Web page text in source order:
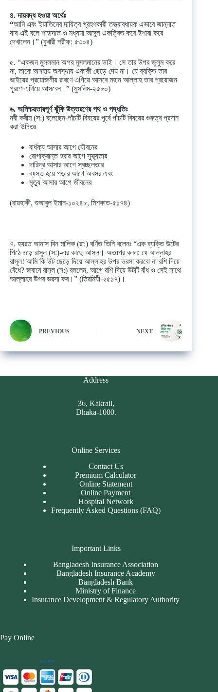
৪. দায়বদ্ধ হওয়া অর্থেঃ
“আমি এবং ইয়াতিমের দায়িত্ব গ্রহণকারী তত্ত্বাবধায়ক এভাবে জান্নাত
যাব-এই বলে শাহাদাত ও মধ্যমা আঙ্গুল একত্রিত করে ইশারা করে
দেখালেন।” (বুখারী শরীফ: ৫৩০৪)
৫. “একজন মুসলমান অপর মুসলমানের ভাই। সে তার উপর জুলুম করে
না, তাকে অসহায় অবস্থায় একাকী ছেড়ে দেয় না। যে ব্যক্তি তার
ভাইয়ের প্রয়োজনীয় রূরণে এগিয়ে আসবে মহান আল্লাহ তার প্রয়োজন
পূরণে এগিয়ে আসবেন।” (মুসলিম-২৫৮০)
৬. অনিশ্চয়তারপূর্ণ ঝুঁকি উত্তরণের পথ ও পদ্ধতিঃ
নবী করীম (স:) বলেছেন-পাঁচটি বিষয়ের পূর্বে পাঁচটি বিষয়ের গুরুত্ব প্রদান
করা উচিতঃ
বার্ধক্য আসার আগে যৌবনের
রোগাক্রান্ত হবার আগে সুস্থ্যতার
দারিদ্র আসার আগে স্বচ্ছলতার
ব্যস্ত হয়ে পড়ার আগে অবসর এবং
মৃত্যু আসার আগে জীবনের
(বায়হাকী, শুআবুল ইমান-১০২৪৮, মিশকাত-৫১৭৪)
৭. হযরত আনাস বিন মালিক (রা:) বর্ণিত তিনি বলেনঃ “এক ব্যক্তি উটের
পিঠে চড়ে রাসূল (স:)-এর কাছে আসল। অতঃপর বলল: যে আল্লাহর
রাসূল! আমি কি উট ছেড়ে দিয়ে আল্লাহর উপর ভরসা করবো না রশি দিয়ে
বেঁধে? জবাবে রাসূল (স:) বললেন, আগে রশি দিয়ে উটটি বাঁধ ও সেই সাথে
আল্লাহর উপর ভরসা কর।” (তিরমিযী-২৫১৭)।
PREVIOUS NEXT
Address
36, Kakrail,
Dhaka-1000.
Online Services
Contact Us
Premium Calculator
Online Statement
Online Payment
Hospital Network
Frequently Asked Questions (FAQ)
Important Links
Bangladesh Insurance Association
Bangladesh Insurance Academy
Bangladesh Bank
Ministry of Finance
Insurance Development & Regulatory Authority
Pay Online